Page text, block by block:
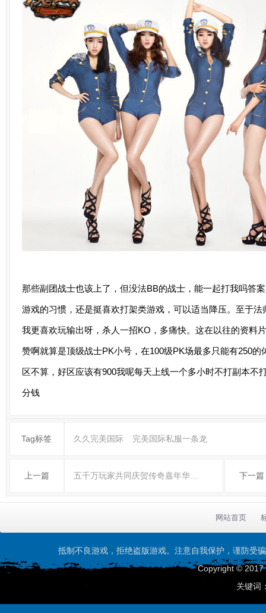
那些副团战士也该上了，但没法BB的战士，能一起打我吗答
游戏的习惯，还是挺喜欢打架类游戏，可以适当降压。至于
我更喜欢玩输出呀，杀人一招KO，多痛快。这在以往的资料
赞啊就算是顶级战士PK小号，在100级PK场最多只能有250
区不算，好区应该有900我呢每天上线一个多小时不打副本不
分钱
Tag标签 久久完美国际 完美国际私服一条龙
上一篇 五千万玩家共同庆贺传奇嘉年华… 下一篇
网站首页
抵制不良游戏，拒绝盗版游戏。注意自我保护，谨防受
Copyright © 2017
关键词